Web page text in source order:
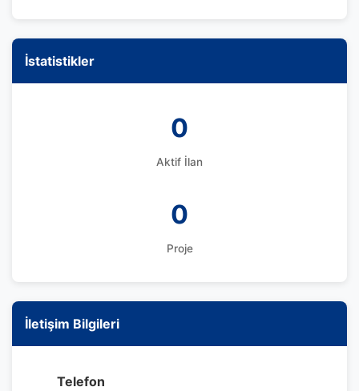
İstatistikler
0
Aktif İlan
0
Proje
İletişim Bilgileri
Telefon